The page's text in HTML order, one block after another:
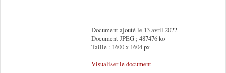
Document ajouté le 13 avril 2022
Document JPEG ; 487476 ko
Taille : 1600 x 1604 px
Visualiser le document